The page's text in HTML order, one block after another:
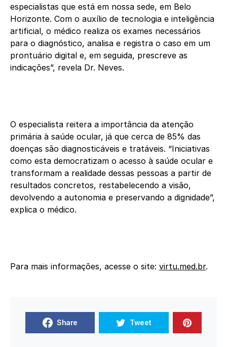
especialistas que está em nossa sede, em Belo
Horizonte. Com o auxílio de tecnologia e inteligência
artificial, o médico realiza os exames necessários
para o diagnóstico, analisa e registra o caso em um
prontuário digital e, em seguida, prescreve as
indicações”, revela Dr. Neves.
O especialista reitera a importância da atenção
primária à saúde ocular, já que cerca de 85% das
doenças são diagnosticáveis e tratáveis. “Iniciativas
como esta democratizam o acesso à saúde ocular e
transformam a realidade dessas pessoas a partir de
resultados concretos, restabelecendo a visão,
devolvendo a autonomia e preservando a dignidade”,
explica o médico.
Para mais informações, acesse o site: virtu.med.br.
Share Tweet